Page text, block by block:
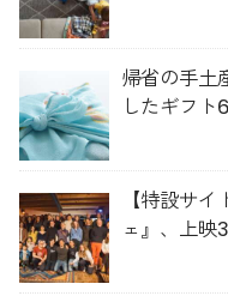
帰省の手土
したギフト
【特設サ
ェ』、上映